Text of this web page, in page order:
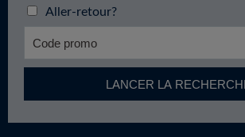
Aller-retour?
LANCER LA